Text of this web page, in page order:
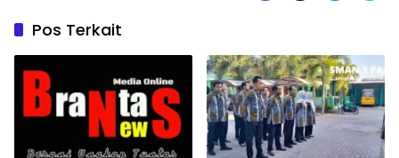
Pos Terkait